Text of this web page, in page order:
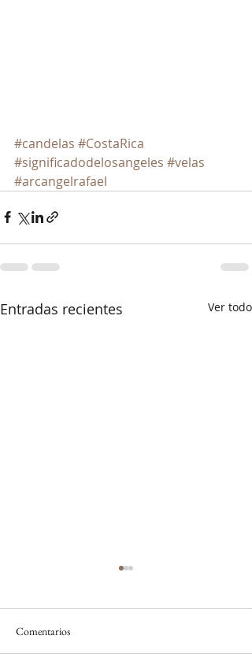
#candelas #CostaRica
#significadodelosangeles #velas
#arcangelrafael
Entradas recientes Ver todo
Comentarios